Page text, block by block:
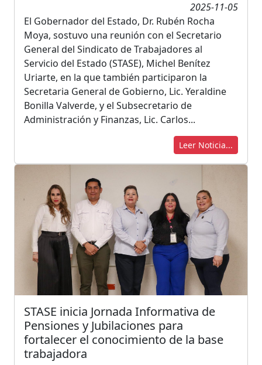
2025-11-05
El Gobernador del Estado, Dr. Rubén Rocha
Moya, sostuvo una reunión con el Secretario
General del Sindicato de Trabajadores al
Servicio del Estado (STASE), Michel Benítez
Uriarte, en la que también participaron la
Secretaria General de Gobierno, Lic. Yeraldine
Bonilla Valverde, y el Subsecretario de
Administración y Finanzas, Lic. Carlos...
Leer Noticia...
STASE inicia Jornada Informativa de
Pensiones y Jubilaciones para
fortalecer el conocimiento de la base
trabajadora